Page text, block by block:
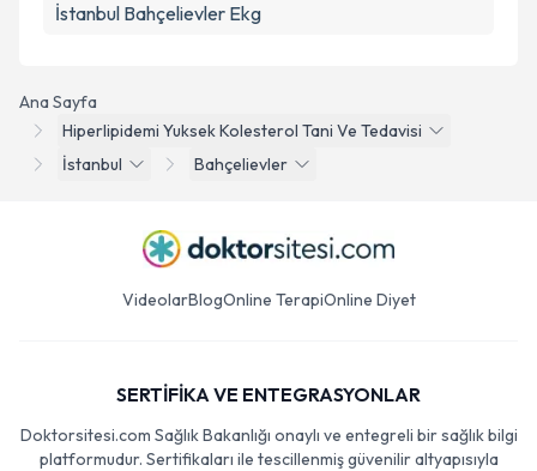
Ana Sayfa
Hiperlipidemi Yuksek Kolesterol Tani Ve Tedavisi
İstanbul
Bahçelievler
İstanbul Bahçelievler Ekg
VideolarBlogOnline TerapiOnline Diyet
SERTİFİKA VE ENTEGRASYONLAR
Doktorsitesi.com Sağlık Bakanlığı onaylı ve entegreli bir sağlık bilgi
platformudur. Sertifikaları ile tescillenmiş güvenilir altyapısıyla